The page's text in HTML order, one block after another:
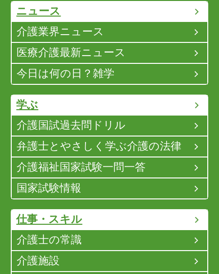
ニュース
介護業界ニュース
医療介護最新ニュース
今日は何の日？雑学
学ぶ
介護国試過去問ドリル
弁護士とやさしく学ぶ介護の法律
介護福祉国家試験一問一答
国家試験情報
仕事・スキル
介護士の常識
介護施設